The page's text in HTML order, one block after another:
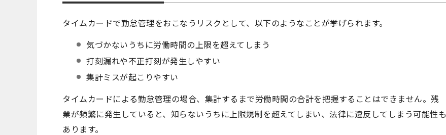
タイムカードで勤怠管理をおこなうリスクとして、以下のようなことが挙げられます。
気づかないうちに労働時間の上限を超えてしまう
打刻漏れや不正打刻が発生しやすい
集計ミスが起こりやすい
タイムカードによる勤怠管理の場合、集計するまで労働時間の合計を把握することはできません。残
業が頻繁に発生していると、知らないうちに上限規制を超えてしまい、法律に違反してしまう可能性も
あります。